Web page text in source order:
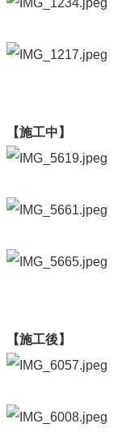
【施工中】
【施工後】